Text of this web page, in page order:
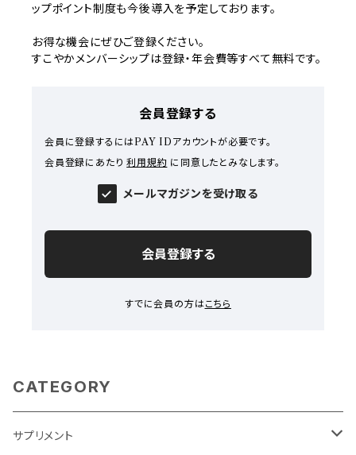
ップポイント制度も今後導入を予定しております。
お得な機会にぜひご登録ください。
すこやかメンバーシップは登録・年会費等すべて無料です。
会員登録する
会員に登録するにはPAY IDアカウントが必要です。
会員登録にあたり利用規約 に同意したとみなします。
メールマガジンを受け取る
会員登録する
すでに会員の方はこちら
CATEGORY
サプリメント